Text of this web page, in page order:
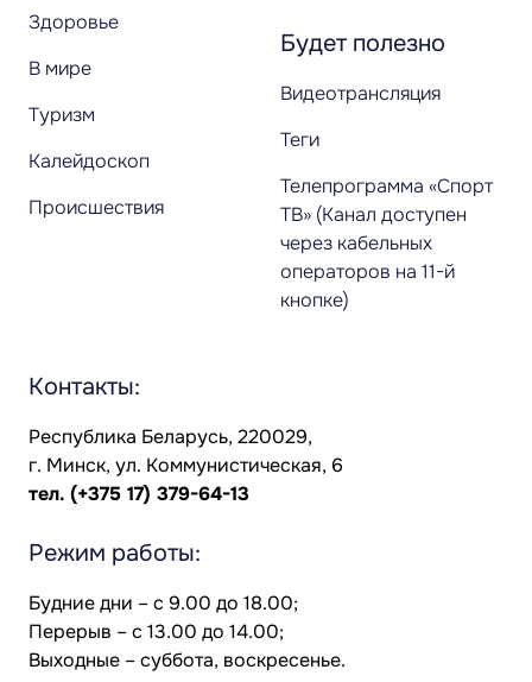
Здоровье
В мире
Туризм
Калейдоскоп
Происшествия
Будет полезно
Видеотрансляция
Теги
Телепрограмма «Спорт
ТВ» (Канал доступен
через кабельных
операторов на 11-й
кнопке)
Контакты:
Республика Беларусь, 220029,
г. Минск, ул. Коммунистическая, 6
тел. (+375 17) 379-64-13
Режим работы:
Будние дни – с 9.00 до 18.00;
Перерыв – с 13.00 до 14.00;
Выходные – суббота, воскресенье.